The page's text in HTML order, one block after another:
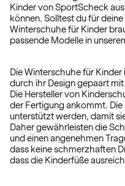
Kinder von SportScheck
können. Solltest du für
Winterschuhe für Kinder
passende Modelle in
Die Winterschuhe für
durch ihr Design gepaart
Die Hersteller von
der Fertigung ankommt. Die
unterstützt werden, damit
Daher gewährleisten die
und einen angenehmen
dass keine schmerzhaften
dass die Kinderfüße